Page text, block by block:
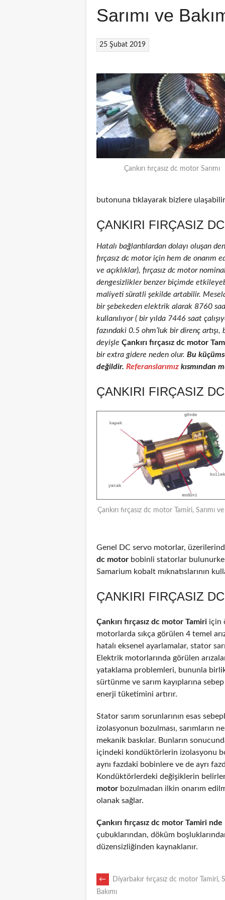
Sarımı ve
25 Şubat 2019
Çankırı fırçasız dc motor Sarımı
butonuna tıklayarak bizlere
ÇANKIRI FIRÇASIZ
Hatalı bağlantılardan dolayı oluşan
fırçasız dc motor için hem de onarım
ve açıklıklar), fırçasız dc motor
dengesizlikler benzer biçimde
maliyeti süratli şekilde artabilir.
bir şebekeden elektrik alarak 8760
kullanılıyor ( bir yılda 7446 saat
fazındaki 0.5 ohm’luk bir direnç
deyişle Çankırı fırçasız dc motor
bir extra gidere neden olur. Bu
değildir. Referanslarımız kısmından
ÇANKIRI FIRÇASIZ
Çankırı fırçasız dc motor Tamiri, Sarımı ve
Genel DC servo motorlar,
dc motor bobinli statorlar
Samarium kobalt mıknatıslarının
ÇANKIRI FIRÇASIZ
Çankırı fırçasız dc motor Tamiri için
motorlarda sıkça görülen 4 temel
hatalı eksenel ayarlamalar, stator
Elektrik motorlarında görülen
yataklama problemleri, bununla
sürtünme ve sarım kayıplarına
enerji tüketimini artırır.
Stator sarım sorunlarının esas
izolasyonun bozulması, sarımların
mekanik baskılar. Bunların
içindeki kondüktörlerin izolasyonu
aynı fazdaki bobinlere ve de ayrı
Kondüktörlerdeki değişiklerin
motor bozulmadan ilkin onarım
olanak sağlar.
Çankırı fırçasız dc motor Tamiri nde
çubuklarından, döküm
düzensizliğinden kaynaklanır.
POST
←
Diyarbakır fırçasız dc motor Tamiri,
Bakımı